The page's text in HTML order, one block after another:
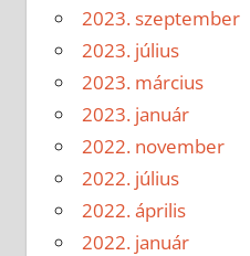
2023. szeptember
2023. július
2023. március
2023. január
2022. november
2022. július
2022. április
2022. január